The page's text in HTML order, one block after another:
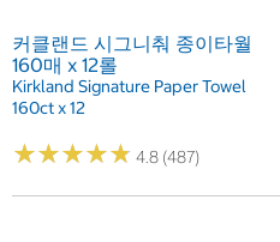
커클랜드 시그니춰 종이타월
160매 x 12롤
Kirkland Signature Paper Towel
160ct x 12
★★★★★
★★★★★ 4.8 (487)